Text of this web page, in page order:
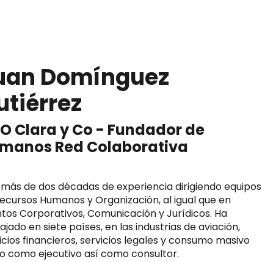
Domínguez
Clara y Co - Fundador de
Red Colaborativa
de dos décadas de experiencia dirigiendo equipos
Humanos y Organización, al igual que en
Corporativos, Comunicación y Jurídicos. Ha
en siete países, en las industrias de aviación,
financieros, servicios legales y consumo masivo
como ejecutivo así como consultor.